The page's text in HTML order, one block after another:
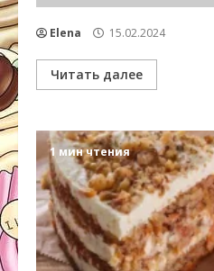
Elena 15.02.2024
Читать далее
1 мин чтения